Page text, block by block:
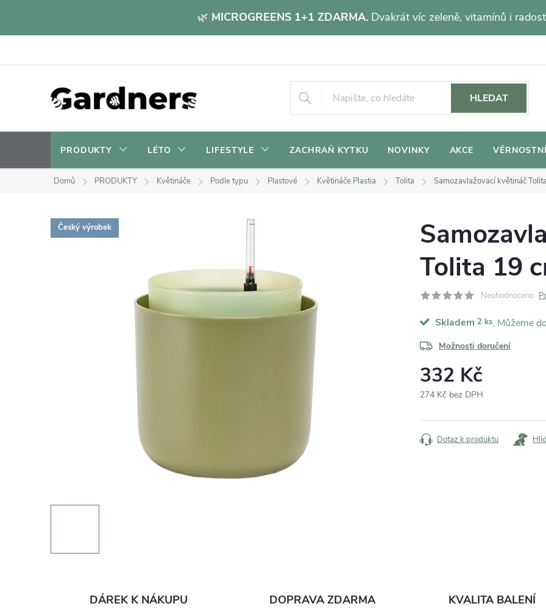
🌿 MICROGREENS 1+1 ZDARMA. Dvakrát víc zeleně, vitamínů i
HLEDAT
PRODUKTY LÉTO LIFESTYLE ZACHRAŇ KYTKU NOVINKY AKCE
Domů PRODUKTY Květináče Podle typu Plastové Květináče Plastia Tolita Samozavlažovací květináč
Český výrobek
Tolita 19
Neohodnoceno
Skladem 2 ks
Možnosti doručení
332 Kč
274 Kč bez DPH
cena:
Dotaz k produktu
DÁREK K NÁKUPU DOPRAVA ZDARMA KVALITA BALENÍ